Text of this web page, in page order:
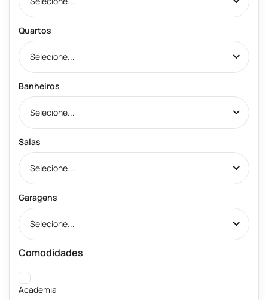
Quartos
Selecione...
Banheiros
Selecione...
Salas
Selecione...
Garagens
Selecione...
Comodidades
Academia